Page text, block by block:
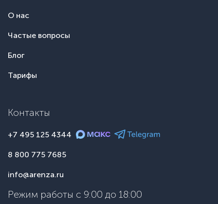
О нас
Частые вопросы
Блог
Тарифы
Контакты
+7 495 125 4344
8 800 775 7685
info@arenza.ru
Режим работы с 9:00 до 18:00